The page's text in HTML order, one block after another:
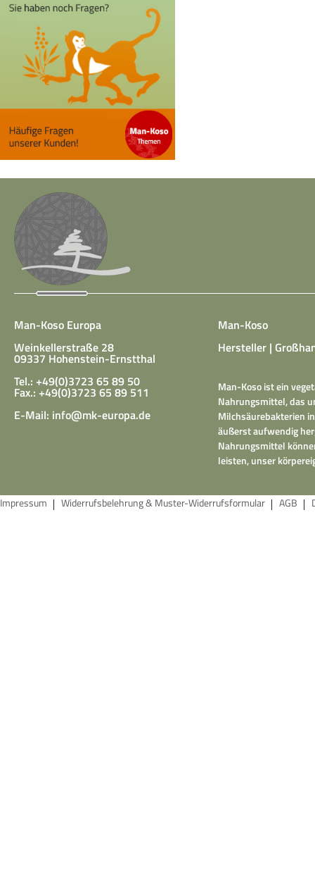
Man-Koso Europa
Weinkellerstraße 28
09337 Hohenstein-Ernstthal
Tel.: +49(0)3723 65 89 50
Fax.: +49(0)3723 65 89 511
E-Mail: info@mk-europa.de
Man-Koso
Hersteller |
Man-Koso ist ein
Nahrungsmittel, das
Milchsäurebakterien
äußerst aufwendig
Nahrungsmittel
leisten, unser
Impressum Widerrufsbelehrung & Muster-Widerrufsformular AGB